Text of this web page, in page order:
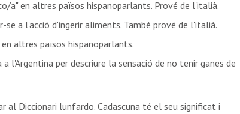
a" en altres països hispanoparlants. Prové de l'italià.
a l'acció d'ingerir aliments. També prové de l'italià.
altres països hispanoparlants.
l'Argentina per descriure la sensació de no tenir ganes de
al Diccionari lunfardo. Cadascuna té el seu significat i